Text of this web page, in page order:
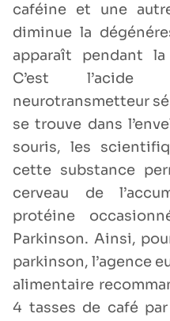
caféine et une
diminue la
apparaît pendant
C’est
neurotransmetteur
se trouve dans
souris, les
cette substance
cerveau de
protéine
Parkinson. Ainsi,
parkinson, l’agence
alimentaire
4 tasses de café